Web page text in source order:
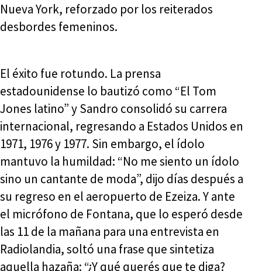
Nueva York, reforzado por los reiterados
desbordes femeninos.
El éxito fue rotundo. La prensa
estadounidense lo bautizó como “El Tom
Jones latino” y Sandro consolidó su carrera
internacional, regresando a Estados Unidos en
1971, 1976 y 1977. Sin embargo, el ídolo
mantuvo la humildad: “No me siento un ídolo
sino un cantante de moda”, dijo días después a
su regreso en el aeropuerto de Ezeiza. Y ante
el micrófono de Fontana, que lo esperó desde
las 11 de la mañana para una entrevista en
Radiolandia, soltó una frase que sintetiza
aquella hazaña: “¿Y qué querés que te diga?